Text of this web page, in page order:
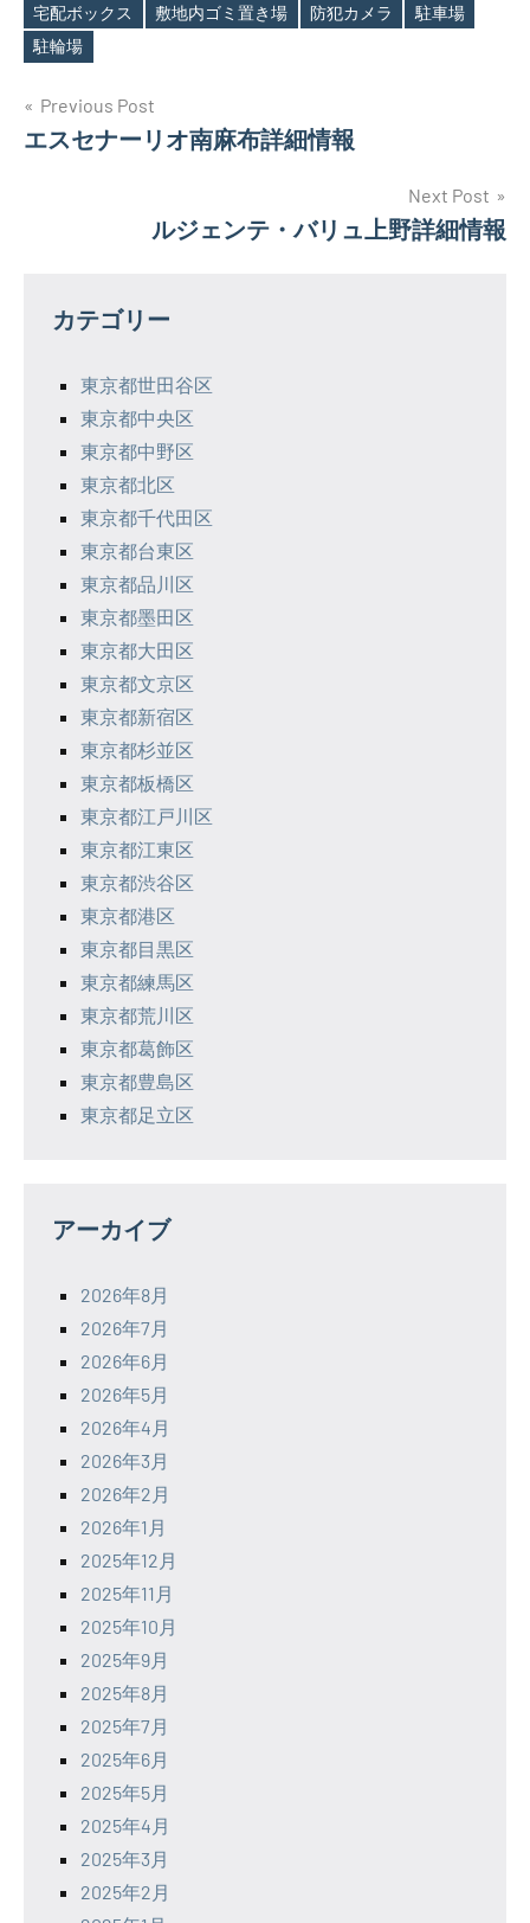
宅配ボックス
敷地内ゴミ置き場 防犯カメラ
駐車場
駐輪場
投
稿
ー
Previous Post
エスセナーリオ南麻布詳細情報
Next Post
ルジェンテ・バリュ上野詳細情報
カテゴリー
東京都世田谷区
東京都中央区
東京都中野区
東京都北区
東京都千代田区
東京都台東区
東京都品川区
東京都墨田区
東京都大田区
東京都文京区
東京都新宿区
東京都杉並区
東京都板橋区
東京都江戸川区
東京都江東区
東京都渋谷区
東京都港区
東京都目黒区
東京都練馬区
東京都荒川区
東京都葛飾区
東京都豊島区
東京都足立区
アーカイブ
2026年8月
2026年7月
2026年6月
2026年5月
2026年4月
2026年3月
2026年2月
2026年1月
2025年12月
2025年11月
2025年10月
2025年9月
2025年8月
2025年7月
2025年6月
2025年5月
2025年4月
2025年3月
2025年2月